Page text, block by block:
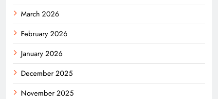
March 2026
February 2026
January 2026
December 2025
November 2025